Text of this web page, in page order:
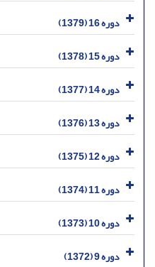
دوره 16 (1379)
دوره 15 (1378)
دوره 14 (1377)
دوره 13 (1376)
دوره 12 (1375)
دوره 11 (1374)
دوره 10 (1373)
دوره 9 (1372)